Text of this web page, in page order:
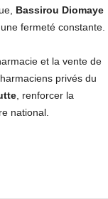
Bassirou Diomaye
fermeté constante.
et la vente de
privés du
, renforcer la
national.